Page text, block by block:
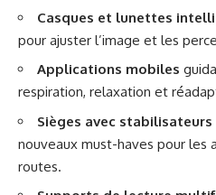
Casques et lunettes
pour ajuster l’image et les
Applications mobiles
respiration, relaxation et
Sièges avec stabilisateurs
nouveaux must-haves pour les
routes.